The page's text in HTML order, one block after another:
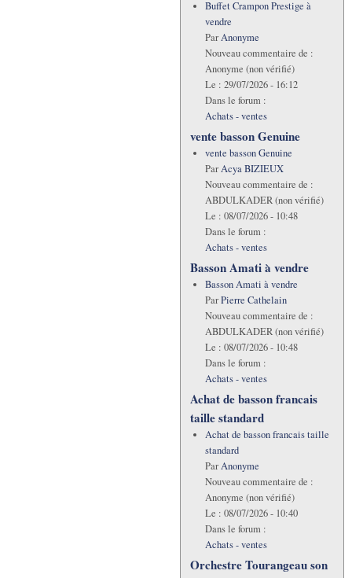
Buffet Crampon Prestige à
vendre
ParAnonyme
Nouveau commentaire de :
Anonyme (non vérifié)
Le : 29/07/2026 - 16:12
Dans le forum :
Achats - ventes
vente basson Genuine
vente basson Genuine
ParAcya BIZIEUX
Nouveau commentaire de :
ABDULKADER (non vérifié)
Le : 08/07/2026 - 10:48
Dans le forum :
Achats - ventes
Basson Amati à vendre
Basson Amati à vendre
ParPierre Cathelain
Nouveau commentaire de :
ABDULKADER (non vérifié)
Le : 08/07/2026 - 10:48
Dans le forum :
Achats - ventes
Achat de basson francais
taille standard
Achat de basson francais taille
standard
ParAnonyme
Nouveau commentaire de :
Anonyme (non vérifié)
Le : 08/07/2026 - 10:40
Dans le forum :
Achats - ventes
Orchestre Tourangeau son